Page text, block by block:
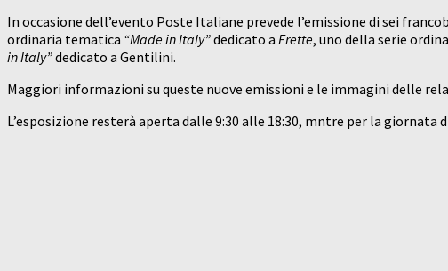
In occasione dell’evento Poste Italiane prevede l’emissione di sei
ordinaria tematica “Made in Italy”dedicato a Frette, uno della serie
in Italy”dedicato a Gentilini.
Maggiori informazioni su queste nuove emissioni e le immagini delle
L’esposizione resterà aperta dalle 9:30 alle 18:30, mntre per la giornata